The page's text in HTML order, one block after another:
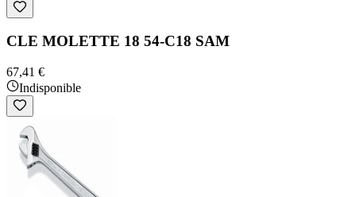
CLE MOLETTE 18 54-C18 SAM
67,41 €
Indisponible